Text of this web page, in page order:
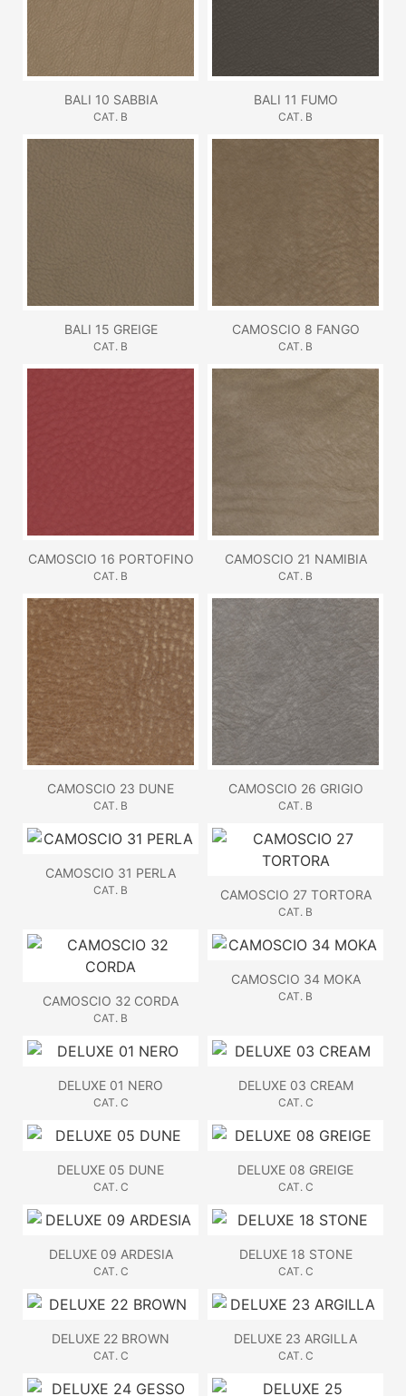
BALI 10 SABBIA
CAT. B
BALI 11 FUMO
CAT. B
BALI 15 GREIGE
CAT. B
CAMOSCIO 8 FANGO
CAT. B
CAMOSCIO 16 PORTOFINO
CAT. B
CAMOSCIO 21 NAMIBIA
CAT. B
CAMOSCIO 23 DUNE
CAT. B
CAMOSCIO 26 GRIGIO
CAT. B
CAMOSCIO 31 PERLA
CAT. B CAMOSCIO 27 TORTORA
CAT. B
CAMOSCIO 32 CORDA
CAT. B
CAMOSCIO 34 MOKA
CAT. B
DELUXE 01 NERO
CAT. C
DELUXE 03 CREAM
CAT. C
DELUXE 05 DUNE
CAT. C
DELUXE 08 GREIGE
CAT. C
DELUXE 09 ARDESIA
CAT. C
DELUXE 18 STONE
CAT. C
DELUXE 22 BROWN
CAT. C
DELUXE 23 ARGILLA
CAT. C